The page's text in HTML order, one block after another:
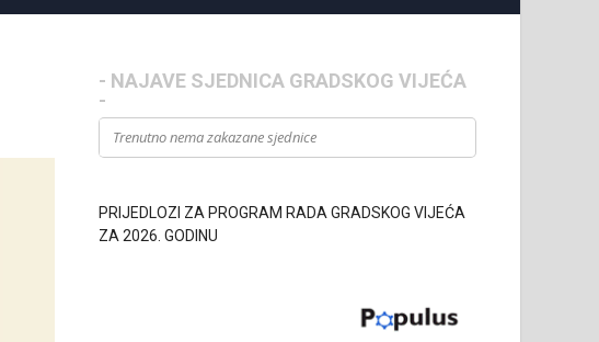
- NAJAVE SJEDNICA GRADSKOG VIJEĆA
-
Trenutno nema zakazane sjednice
PRIJEDLOZI ZA PROGRAM RADA GRADSKOG VIJEĆA
ZA 2026. GODINU